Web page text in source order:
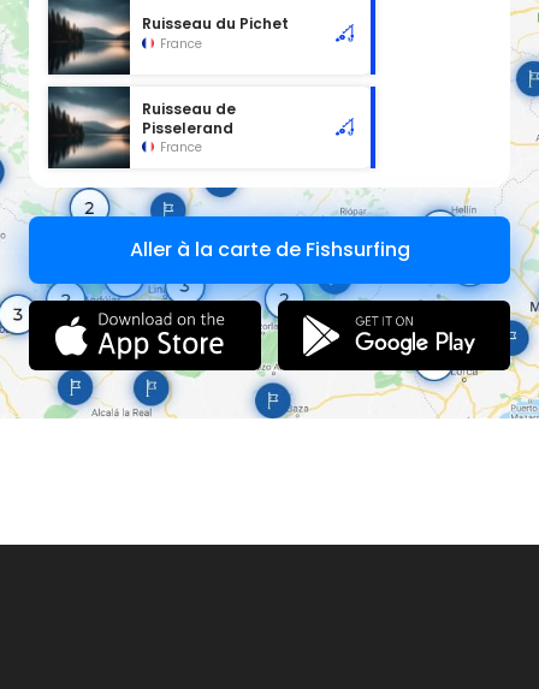
Ruisseau du Pichet
France
Ruisseau de
Pisselerand
France
Aller à la carte de Fishsurfing